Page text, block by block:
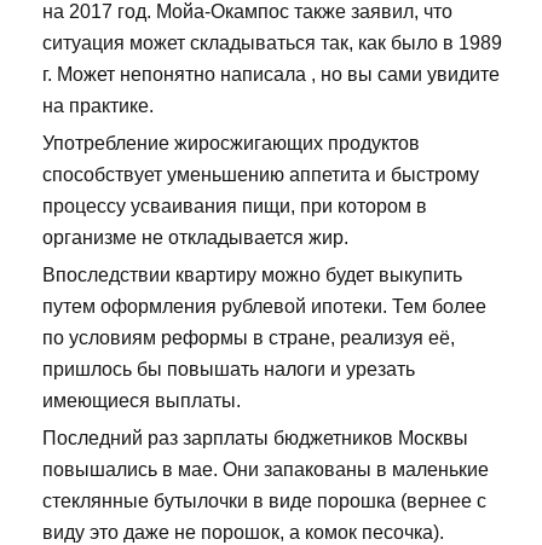
на 2017 год. Мойа-Окампос также заявил, что
ситуация может складываться так, как было в 1989
г. Может непонятно написала , но вы сами увидите
на практике.
Употребление жиросжигающих продуктов
способствует уменьшению аппетита и быстрому
процессу усваивания пищи, при котором в
организме не откладывается жир.
Впоследствии квартиру можно будет выкупить
путем оформления рублевой ипотеки. Тем более
по условиям реформы в стране, реализуя её,
пришлось бы повышать налоги и урезать
имеющиеся выплаты.
Последний раз зарплаты бюджетников Москвы
повышались в мае. Они запакованы в маленькие
стеклянные бутылочки в виде порошка (вернее с
виду это даже не порошок, а комок песочка).